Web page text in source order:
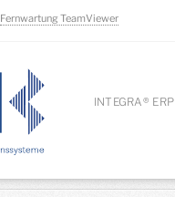
Fernwartung TeamViewer
INTEGRA® ERP